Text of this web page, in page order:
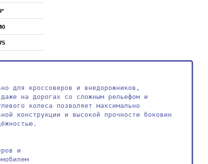
для кроссоверов и внедорожников,
на дорогах со сложным рельефом и
колеса позволяет максимально
конструкции и высокой прочности боковин
и